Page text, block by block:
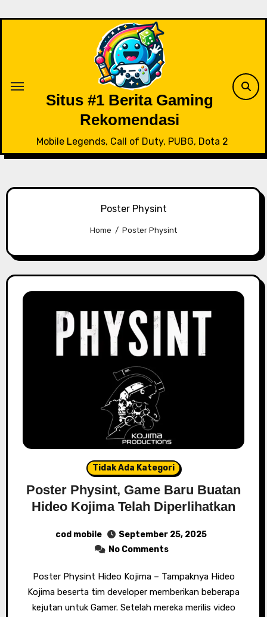
Situs #1 Berita Gaming
Rekomendasi
Mobile Legends, Call of Duty, PUBG, Dota 2
Poster Physint
Home Poster Physint
Tidak Ada Kategori
Poster Physint, Game Baru Buatan
Hideo Kojima Telah Diperlihatkan
cod mobile
September 25, 2025
No Comments
Poster Physint Hideo Kojima – Tampaknya Hideo
Kojima beserta tim developer memberikan beberapa
kejutan untuk Gamer. Setelah mereka merilis video